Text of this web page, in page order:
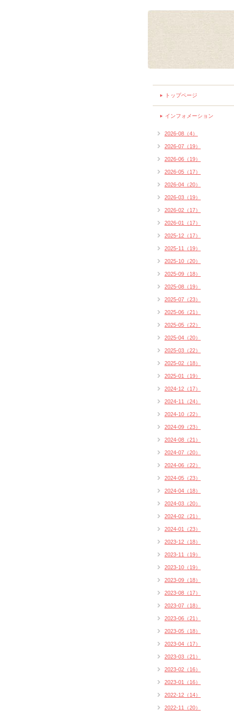
トップページ
インフォメーション
2026-08（4）
2026-07（19）
2026-06（19）
2026-05（17）
2026-04（20）
2026-03（19）
2026-02（17）
2026-01（17）
2025-12（17）
2025-11（19）
2025-10（20）
2025-09（18）
2025-08（19）
2025-07（23）
2025-06（21）
2025-05（22）
2025-04（20）
2025-03（22）
2025-02（18）
2025-01（19）
2024-12（17）
2024-11（24）
2024-10（22）
2024-09（23）
2024-08（21）
2024-07（20）
2024-06（22）
2024-05（23）
2024-04（18）
2024-03（20）
2024-02（21）
2024-01（23）
2023-12（18）
2023-11（19）
2023-10（19）
2023-09（18）
2023-08（17）
2023-07（18）
2023-06（21）
2023-05（18）
2023-04（17）
2023-03（21）
2023-02（16）
2023-01（16）
2022-12（14）
2022-11（20）